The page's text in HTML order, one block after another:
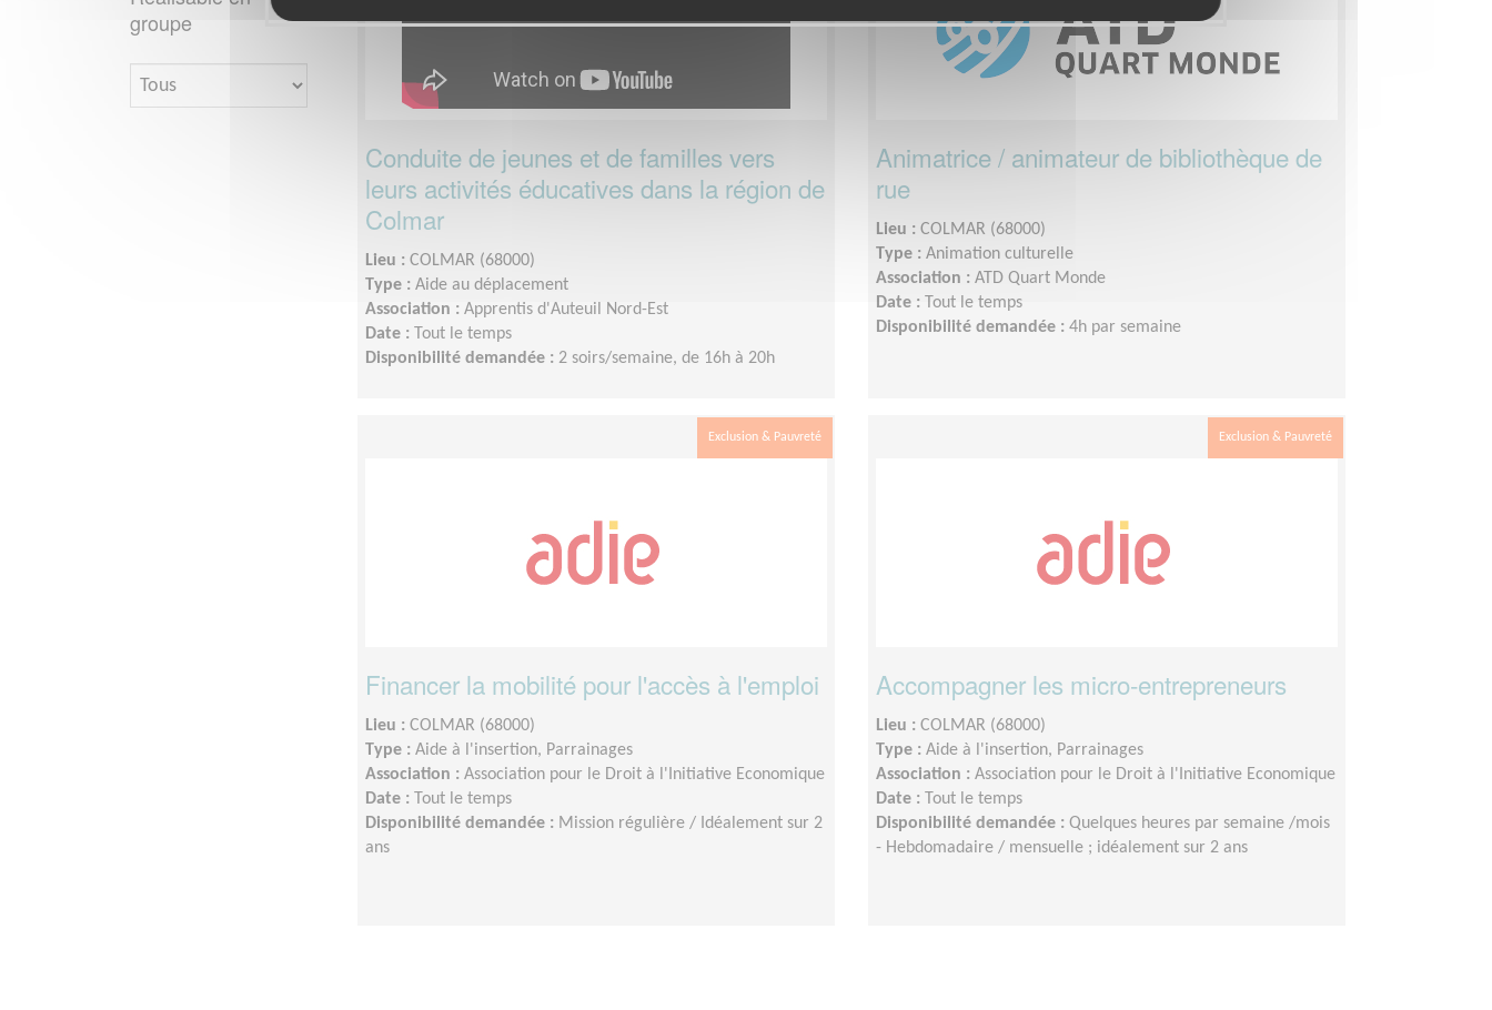
groupe
Conduite de jeunes et de familles vers
leurs activités éducatives dans la région de
Colmar
Lieu : COLMAR (68000)
Type : Aide au déplacement
Association : Apprentis d'Auteuil Nord-Est
Date :
Tout le temps
Disponibilité demandée : 2 soirs/semaine, de 16h à 20h
Animatrice / animateur de bibliothèque de
rue
Lieu : COLMAR (68000)
Type : Animation culturelle
Association : ATD Quart Monde
Date :
Tout le temps
Disponibilité demandée : 4h par semaine
Exclusion & Pauvreté
Financer la mobilité pour l'accès à l'emploi
Lieu : COLMAR (68000)
Type : Aide à l'insertion, Parrainages
Association : Association pour le Droit à l'Initiative Economique
Date :
Tout le temps
Disponibilité demandée : Mission régulière / Idéalement sur 2
ans
Exclusion & Pauvreté
Accompagner les micro-entrepreneurs
Lieu : COLMAR (68000)
Type : Aide à l'insertion, Parrainages
Association : Association pour le Droit à l'Initiative Economique
Date :
Tout le temps
Disponibilité demandée : Quelques heures par semaine /mois
- Hebdomadaire / mensuelle ; idéalement sur 2 ans